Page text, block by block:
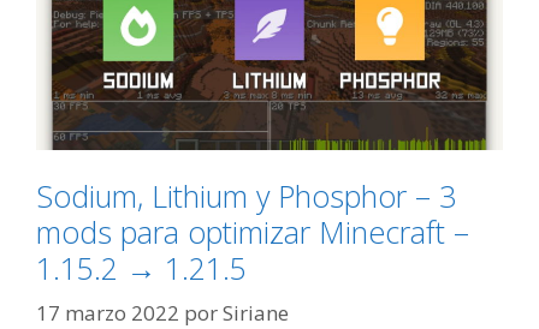
Sodium, Lithium y Phosphor – 3
mods para optimizar Minecraft –
1.15.2 → 1.21.5
17 marzo 2022 porSiriane